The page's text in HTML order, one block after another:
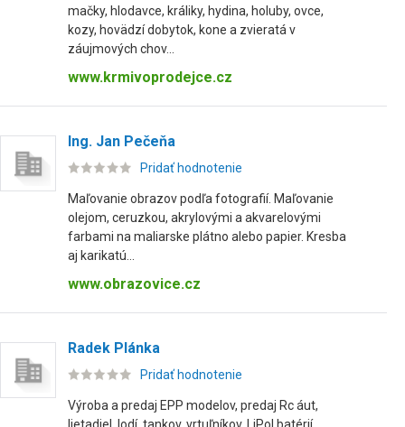
mačky, hlodavce, králiky, hydina, holuby, ovce,
kozy, hovädzí dobytok, kone a zvieratá v
záujmových chov...
www.krmivoprodejce.cz
Ing. Jan Pečeňa
Pridať hodnotenie
Maľovanie obrazov podľa fotografií. Maľovanie
olejom, ceruzkou, akrylovými a akvarelovými
farbami na maliarske plátno alebo papier. Kresba
aj karikatú...
www.obrazovice.cz
Radek Plánka
Pridať hodnotenie
Výroba a predaj EPP modelov, predaj Rc áut,